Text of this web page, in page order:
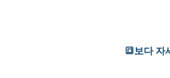
🔳보다 자